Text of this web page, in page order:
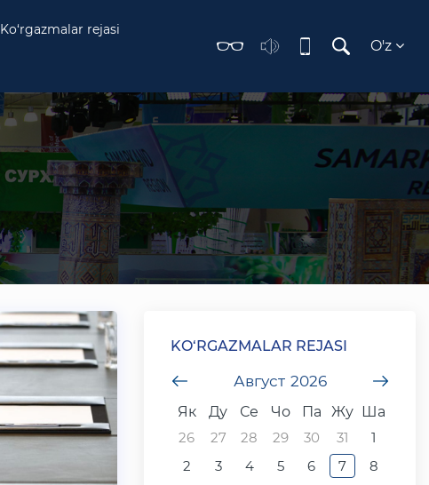
Ko‘rgazmalar rejasi
O'z
KO‘RGAZMALAR REJASI
Август 2026
undefined
Як
Ду Се Чо Па Жу Ша
26
27 28 29 30 31
1
2
3 4 5 6 7
8